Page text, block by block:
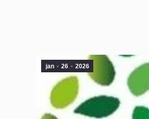
jan 26 2026